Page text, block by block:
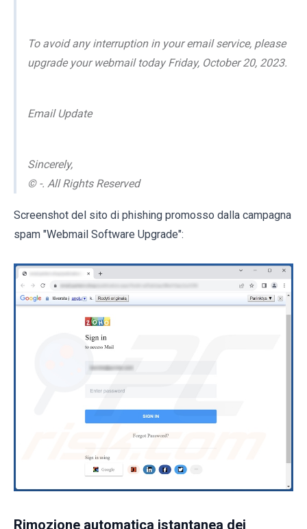
To avoid any interruption in your email service, please
upgrade your webmail today Friday, October 20, 2023.
Email Update
Sincerely,
© -. All Rights Reserved
Screenshot del sito di phishing promosso dalla campagna
spam "Webmail Software Upgrade":
Rimozione automatica istantanea dei